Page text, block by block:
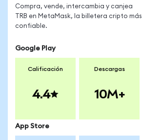
Compra, vende, intercambia y canjea
TRB en MetaMask, la billetera cripto más
confiable.
Google Play
Calificación
4.4
Descargas
10M+
App Store